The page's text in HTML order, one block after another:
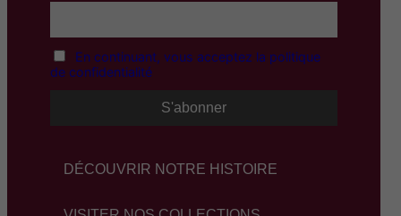
En continuant, vous acceptez la politique
de confidentialité
DÉCOUVRIR NOTRE HISTOIRE